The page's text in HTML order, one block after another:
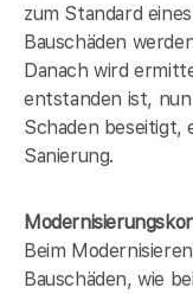
zum Standard
Bauschäden
Danach wird
entstanden ist,
Schaden beseitigt,
Sanierung.
Beim
Bauschäden, wie